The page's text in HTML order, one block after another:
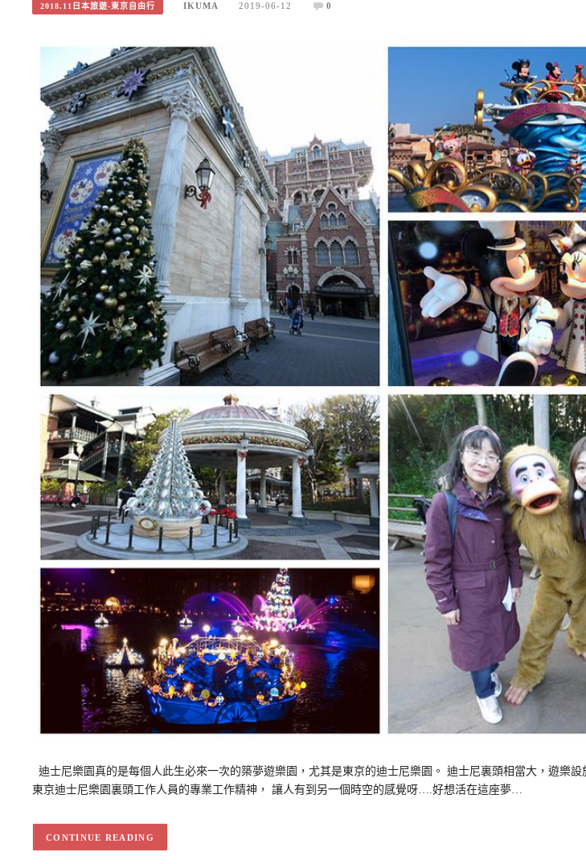
2018.11日本旅遊-東京自由行 IKUMA 2019-06-12 0
迪士尼樂園真的是每個人此生必來一次的築夢遊樂園，尤其是東京的迪士尼樂園。 迪士尼裏頭相當大，遊樂
東京迪士尼樂園裏頭工作人員的專業工作精神， 讓人有到另一個時空的感覺呀….好想活在這座夢…
CONTINUE READING